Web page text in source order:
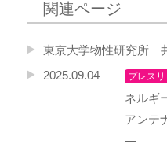
関連ページ
東京大学物性研究所
2025.09.04
プレス
ネルギ
アンテ
―